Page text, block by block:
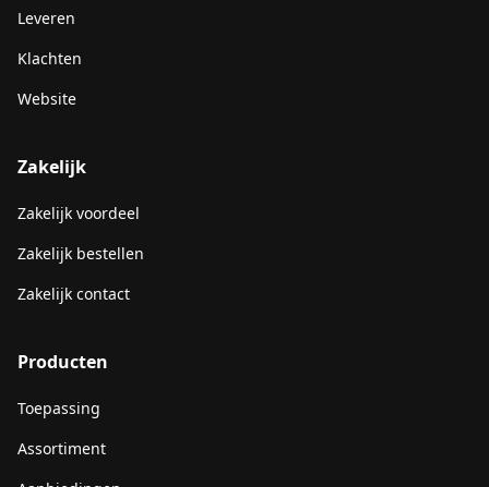
Leveren
Klachten
Website
Zakelijk
Zakelijk voordeel
Zakelijk bestellen
Zakelijk contact
Producten
Toepassing
Assortiment